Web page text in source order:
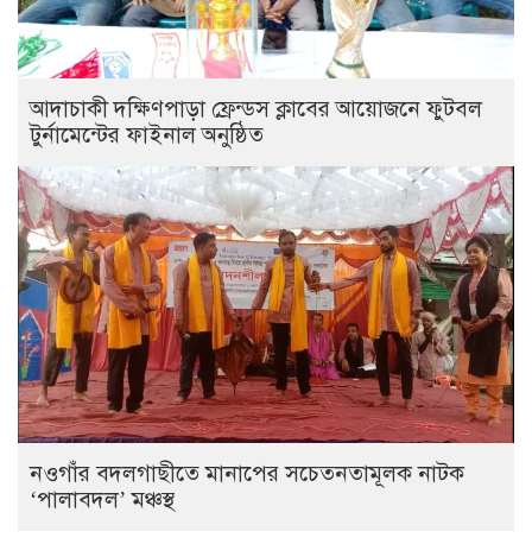
আদাচাকী দক্ষিণপাড়া ফ্রেন্ডস ক্লাবের আয়োজনে ফুটবল
টুর্নামেন্টের ফাইনাল অনুষ্ঠিত
নওগাঁর বদলগাছীতে মানাপের সচেতনতামূলক নাটক
‘পালাবদল’ মঞ্চস্থ